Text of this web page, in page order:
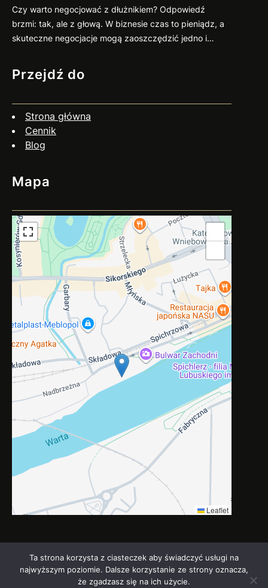
zastanawiasz się nad skierowaniem swojej sprawy do
sądu, zapraszam do kontaktu
883 593 553. Chętnie
pomogę w ocenie sytuacji, przygotowaniu pozwu i
Czy warto negocjować z dłużnikiem? Odpowiedź
brzmi: tak, ale z głową. W biznesie czas to pieniądz, a
skuteczne negocjacje mogą zaoszczędzić jedno i
dłużnikiem często przynosi zaskakująco pozytywne
efekty. Dlaczego warto negocjować? Jak się
zawsze. Jeśli dłużnik wyraźnie unika kontaktu, działa
nieuczciwie…
Przejdź do
Strona główna
Cennik
Blog
Mapa
Leaflet
Kancelaria Adwokacka Adwokat Barbara
Pietraszewska-Maciejun
Ta strona korzysta z ciasteczek aby świadczyć usługi na
najwyższym poziomie. Dalsze korzystanie ze strony oznacza,
że zgadzasz się na ich użycie.